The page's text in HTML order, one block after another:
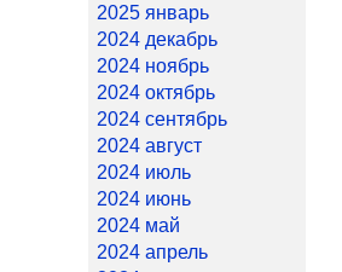
2025 январь
2024 декабрь
2024 ноябрь
2024 октябрь
2024 сентябрь
2024 август
2024 июль
2024 июнь
2024 май
2024 апрель